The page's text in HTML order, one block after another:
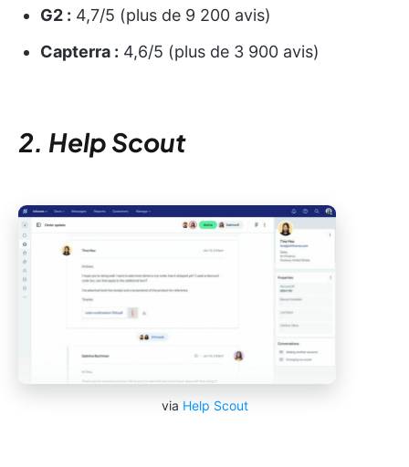
G2 : 4,7/5 (plus de 9 200 avis)
Capterra : 4,6/5 (plus de 3 900 avis)
2. Help Scout
via Help Scout